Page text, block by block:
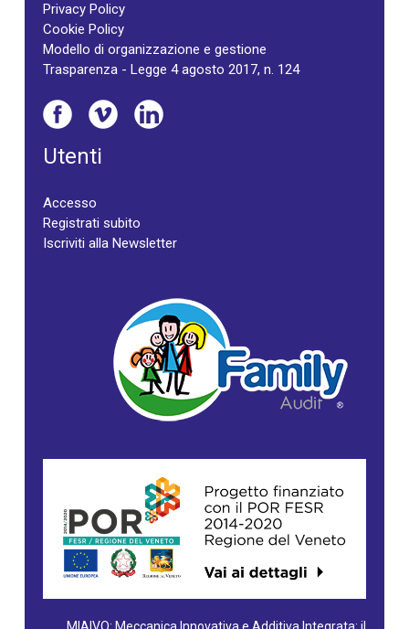
Privacy Policy
Cookie Policy
Modello di organizzazione e gestione
Trasparenza - Legge 4 agosto 2017, n. 124
Utenti
Accesso
Registrati subito
Iscriviti alla Newsletter
MIAIVO: Meccanica Innovativa e Additiva Integrata: il